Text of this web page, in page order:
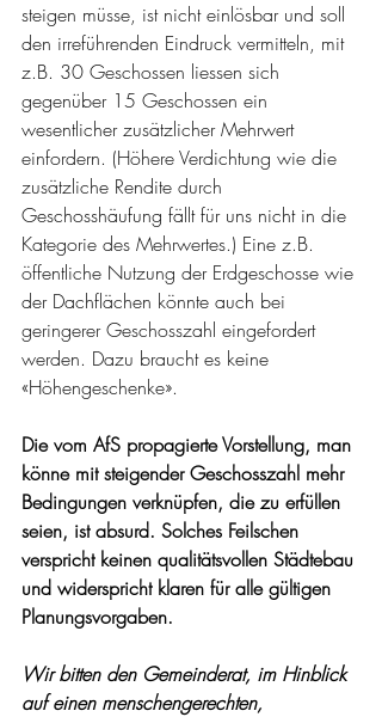
steigen müsse, ist nicht einlösbar und soll
den irreführenden Eindruck vermitteln, mit
z.B. 30 Geschossen liessen sich
gegenüber 15 Geschossen ein
wesentlicher zusätzlicher Mehrwert
einfordern. (Höhere Verdichtung wie die
zusätzliche Rendite durch
Geschosshäufung fällt für uns nicht in die
Kategorie des Mehrwertes.) Eine z.B.
öffentliche Nutzung der Erdgeschosse wie
der Dachflächen könnte auch bei
geringerer Geschosszahl eingefordert
werden. Dazu braucht es keine
«Höhengeschenke».
Die vom AfS propagierte Vorstellung, man
könne mit steigender Geschosszahl mehr
Bedingungen verknüpfen, die zu erfüllen
seien, ist absurd. Solches Feilschen
verspricht keinen qualitätsvollen Städtebau
und widerspricht klaren für alle gültigen
Planungsvorgaben.
Wir bitten den Gemeinderat, im Hinblick
auf einen menschengerechten,